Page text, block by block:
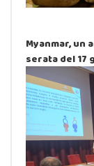
Myanmar,
serata del 17